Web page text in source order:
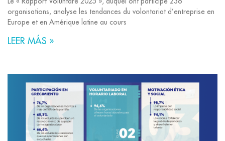
organisations, analyse les tendances du volontariat d’entreprise en
Europe et en Amérique latine au cours
LEER MÁS »